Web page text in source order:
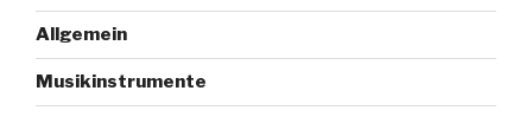
Allgemein
Musikinstrumente